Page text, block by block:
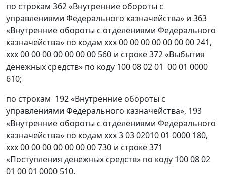
по строкам 362 «Внутренние обороты с
управлениями Федерального казначейства» и 363
«Внутренние обороты с отделениями Федерального
казначейства» по кодам ххх 00 00 00 00 00 00 00 241,
ххх 00 00 00 00 00 00 00 560 и строке 372 «Выбытия
денежных средств» по коду 100 08 02 01 00 01 0000
610;
по строкам 192 «Внутренние обороты с
управлениями Федерального казначейства», 193
«Внутренние обороты с отделениями Федерального
казначейства» по кодам ххх 3 03 02010 01 0000 180,
ххх 00 00 00 00 00 00 00 730 и строке 371
«Поступления денежных средств» по коду 100 08 02
01 00 01 0000 510.